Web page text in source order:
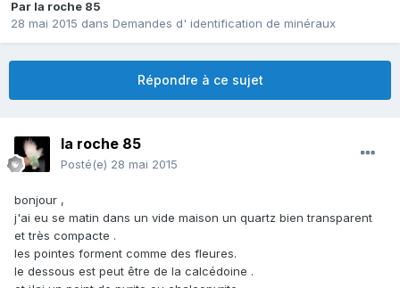
Par la roche 85
28 mai 2015 dans Demandes d' identification de minéraux
Répondre à ce sujet
la roche 85
Posté(e) 28 mai 2015
bonjour ,
j'ai eu se matin dans un vide maison un quartz bien transparent
et très compacte .
les pointes forment comme des fleures.
le dessous est peut être de la calcédoine .